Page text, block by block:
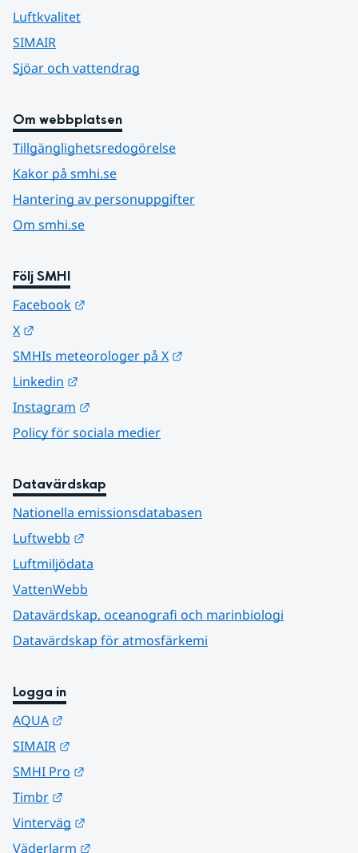
Luftkvalitet
SIMAIR
Sjöar och vattendrag
Om webbplatsen
Tillgänglighetsredogörelse
Kakor på smhi.se
Hantering av personuppgifter
Om smhi.se
Följ SMHI
Facebook
X
SMHIs meteorologer på X
Linkedin
Instagram
Policy för sociala medier
Datavärdskap
Nationella emissionsdatabasen
Luftwebb
Luftmiljödata
VattenWebb
Datavärdskap, oceanografi och marinbiologi
Datavärdskap för atmosfärkemi
Logga in
AQUA
SIMAIR
SMHI Pro
Timbr
Vinterväg
Väderlarm